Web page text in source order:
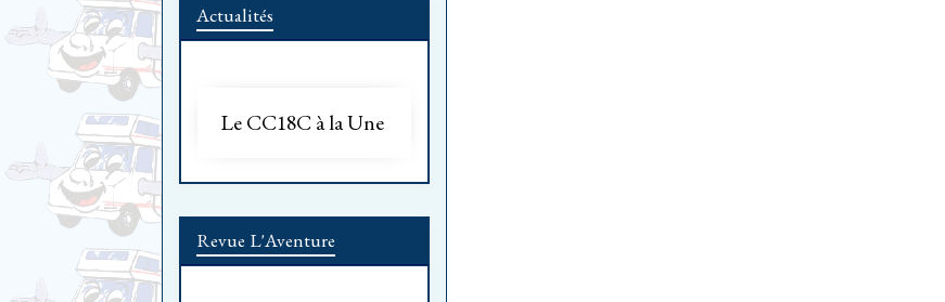
Actualités
Le CC18C à la Une
Revue L'Aventure